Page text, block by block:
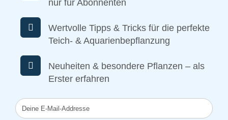
nur für Abonnenten
Wertvolle Tipps & Tricks für die perfekte
Teich- & Aquarienbepflanzung
Neuheiten & besondere Pflanzen – als
Erster erfahren
Deine
E-